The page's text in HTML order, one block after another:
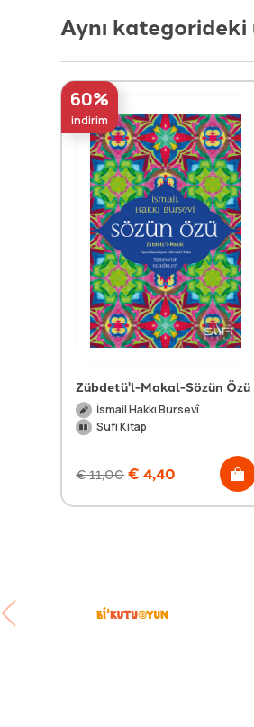
Aynı
60%
indirim
Zübdetü'l-Makal-Sözün Özü
İsmail Hakkı Bursevî
Sufi Kitap
€11,00 € 4,40